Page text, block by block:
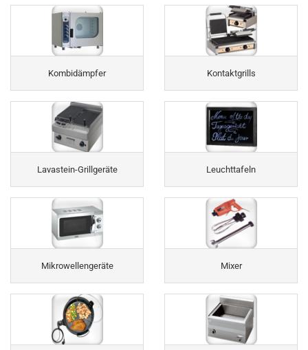
Kombidämpfer Kontaktgrills
Lavastein-Grillgeräte Leuchttafeln
Mikrowellengeräte Mixer